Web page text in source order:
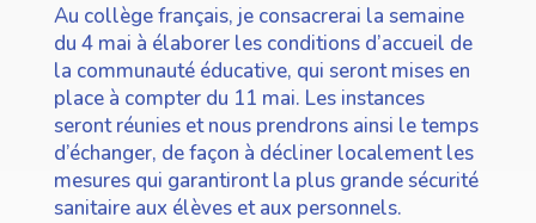
Au collège français, je consacrerai la semaine
du 4 mai à élaborer les conditions d’accueil de
la communauté éducative, qui seront mises en
place à compter du 11 mai. Les instances
seront réunies et nous prendrons ainsi le temps
d’échanger, de façon à décliner localement les
mesures qui garantiront la plus grande sécurité
sanitaire aux élèves et aux personnels.